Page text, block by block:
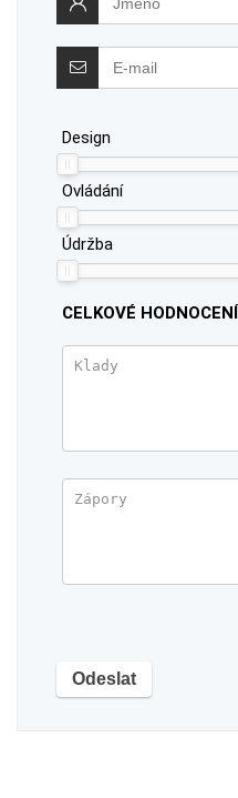
Design
Ovládání
Údržba
CELKOVÉ HODNOCENÍ